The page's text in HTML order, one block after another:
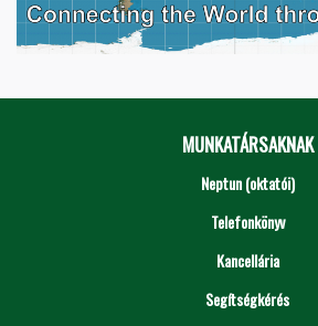
MUNKATÁRSAKNAK
Neptun (oktatói)
Telefonkönyv
Kancellária
Segítségkérés